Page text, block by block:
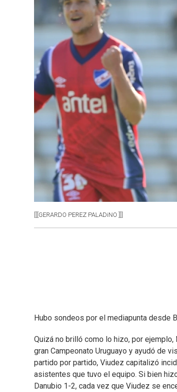
[[[GERARDO PEREZ PALADiNO ]]]
Hubo sondeos por el mediapunta desde
Quizá no brilló como lo hizo, por
gran Campeonato Uruguayo y ayudó de
partido por partido, Viudez capitalizó
asistentes que tuvo el equipo. Si bien
Danubio 1-2, cada vez que Viudez se